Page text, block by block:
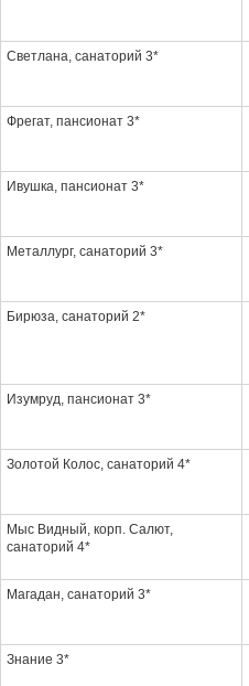
Светлана, санаторий 3*
Фрегат, пансионат 3*
Ивушка, пансионат 3*
Металлург, санаторий 3*
Бирюза, санаторий 2*
Изумруд, пансионат 3*
Золотой Колос, санаторий 4*
Мыс Видный, корп. Салют,
санаторий 4*
Магадан, санаторий 3*
Знание 3*